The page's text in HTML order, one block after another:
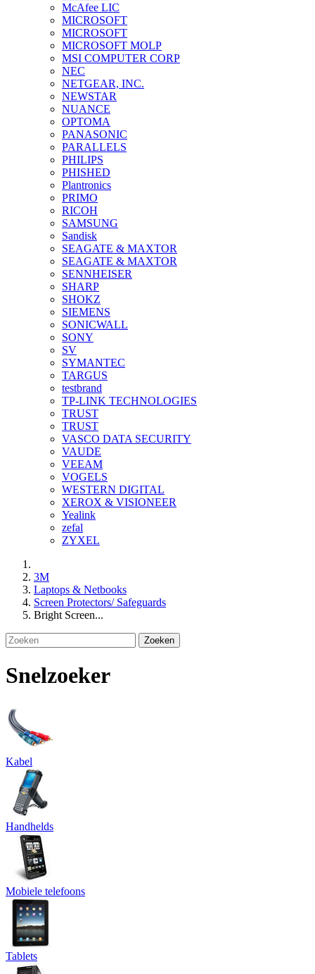
McAfee LIC
MICROSOFT
MICROSOFT
MICROSOFT MOLP
MSI COMPUTER CORP
NEC
NETGEAR, INC.
NEWSTAR
NUANCE
OPTOMA
PANASONIC
PARALLELS
PHILIPS
PHISHED
Plantronics
PRIMO
RICOH
SAMSUNG
Sandisk
SEAGATE & MAXTOR
SEAGATE & MAXTOR
SENNHEISER
SHARP
SHOKZ
SIEMENS
SONICWALL
SONY
SV
SYMANTEC
TARGUS
testbrand
TP-LINK TECHNOLOGIES
TRUST
TRUST
VASCO DATA SECURITY
VAUDE
VEEAM
VOGELS
WESTERN DIGITAL
XEROX & VISIONEER
Yealink
zefal
ZYXEL
3M
Laptops & Netbooks
Screen Protectors/ Safeguards
Bright Screen...
Zoeken
Snelzoeker
Kabel
Handhelds
Mobiele telefoons
Tablets